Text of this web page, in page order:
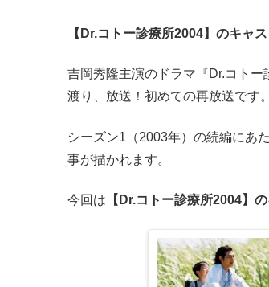
【Dr.コトー診療所2004】のキャ
吉岡秀隆主演のドラマ『Dr.コト
渡り、放送！初めての再放送です。
シーズン1（2003年）の続編にあ
事が描かれます。
今回は 【Dr.コトー診療所2004】